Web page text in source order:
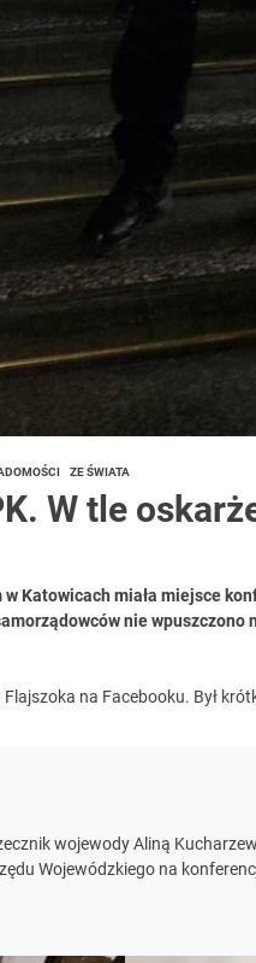
ZE ŚWIATA
W tle
Katowicach miała miejsce
nie wpuszczono
na Facebooku. Był
wojewody Aliną
Wojewódzkiego na